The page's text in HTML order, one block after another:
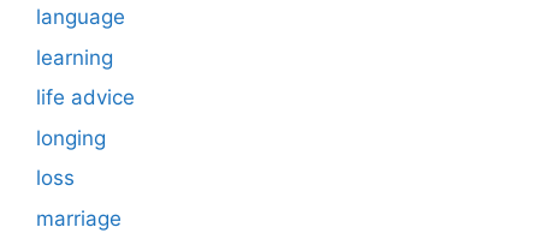
language
learning
life advice
longing
loss
marriage